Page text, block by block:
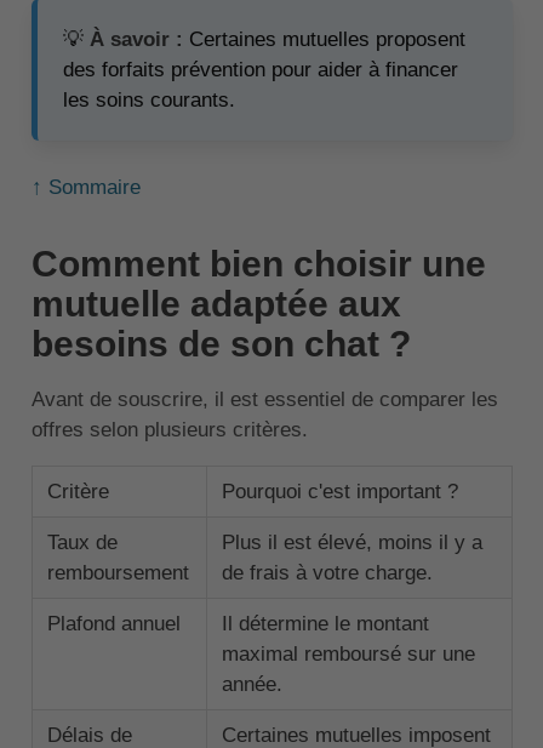
💡 À savoir : Certaines mutuelles proposent
des forfaits prévention pour aider à financer
les soins courants.
↑ Sommaire
Comment bien choisir une
mutuelle adaptée aux
besoins de son chat ?
Avant de souscrire, il est essentiel de comparer les
offres selon plusieurs critères.
Critère Pourquoi c'est important ?
Taux de
remboursement
Plus il est élevé, moins il y a
de frais à votre charge.
Plafond annuel
Il détermine le montant
maximal remboursé sur une
année.
Délais de
Certaines mutuelles imposent